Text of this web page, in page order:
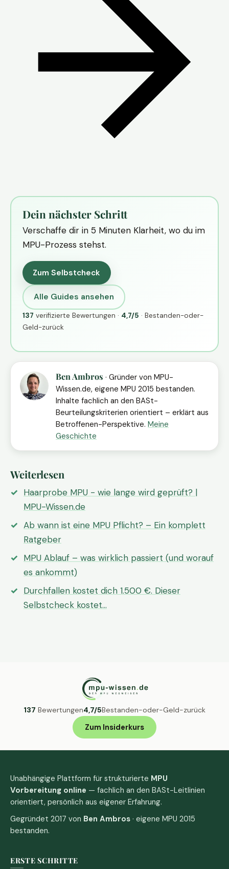
Dein nächster Schritt
Verschaffe dir in 5 Minuten Klarheit, wo du im
MPU-Prozess stehst.
Zum Selbstcheck
Alle Guides ansehen
137 verifizierte Bewertungen · 4,7/5 · Bestanden-oder-
Geld-zurück
Ben Ambros · Gründer von MPU-
Wissen.de, eigene MPU 2015 bestanden.
Inhalte fachlich an den BASt-
Beurteilungskriterien orientiert – erklärt aus
Betroffenen-Perspektive. Meine
Geschichte
Weiterlesen
Haarprobe MPU - wie lange wird geprüft? |
MPU-Wissen.de
Ab wann ist eine MPU Pflicht? – Ein komplett
Ratgeber
MPU Ablauf – was wirklich passiert (und worauf
es ankommt)
Durchfallen kostet dich 1.500 €. Dieser
Selbstcheck kostet…
137 Bewertungen4,7/5Bestanden-oder-Geld-zurück
Zum Insiderkurs
Unabhängige Plattform für strukturierte MPU
Vorbereitung online — fachlich an den BASt-Leitlinien
orientiert, persönlich aus eigener Erfahrung.
Gegründet 2017 von Ben Ambros · eigene MPU 2015
bestanden.
ERSTE SCHRITTE